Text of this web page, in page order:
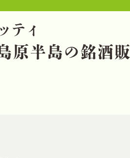
ッ テ ィ
原半島の銘酒販